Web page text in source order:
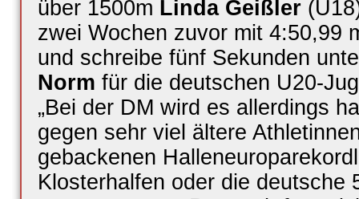
über 1500m Linda Geißler
zwei Wochen zuvor mit 4:50,99
und schreibe fünf Sekunden
Norm für die deutschen U20-
„Bei der DM wird es allerdings
gegen sehr viel ältere
gebackenen
Klosterhalfen oder die deutsche